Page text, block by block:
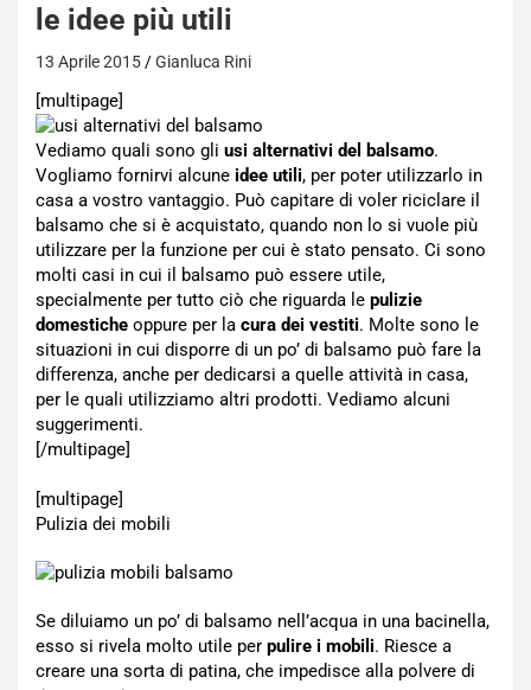
le idee più utili
13 Aprile 2015 Gianluca Rini
[multipage]
Vediamo quali sono gli usi alternativi del balsamo.
Vogliamo fornirvi alcune idee utili, per poter utilizzarlo in
casa a vostro vantaggio. Può capitare di voler riciclare il
balsamo che si è acquistato, quando non lo si vuole più
utilizzare per la funzione per cui è stato pensato. Ci sono
molti casi in cui il balsamo può essere utile,
specialmente per tutto ciò che riguarda le pulizie
domestiche oppure per la cura dei vestiti. Molte sono le
situazioni in cui disporre di un po’ di balsamo può fare la
differenza, anche per dedicarsi a quelle attività in casa,
per le quali utilizziamo altri prodotti. Vediamo alcuni
suggerimenti.
[/multipage]
[multipage]
Pulizia dei mobili
Se diluiamo un po’ di balsamo nell’acqua in una bacinella,
esso si rivela molto utile per pulire i mobili. Riesce a
creare una sorta di patina, che impedisce alla polvere di